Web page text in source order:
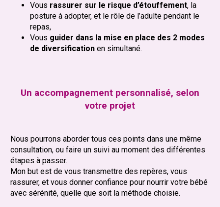
Vous rassurer sur le risque d’étouffement, la
posture à adopter, et le rôle de l’adulte pendant le
repas,
Vous guider dans la mise en place des 2 modes
de diversificationen simultané.
Un accompagnement personnalisé, selon
votre projet
Nous pourrons aborder tous ces points dans une même
consultation, ou faire un suivi au moment des différentes
étapes à passer.
Mon but est de vous transmettre des repères, vous
rassurer, et vous donner confiance pour nourrir votre bébé
avec sérénité, quelle que soit la méthode choisie.